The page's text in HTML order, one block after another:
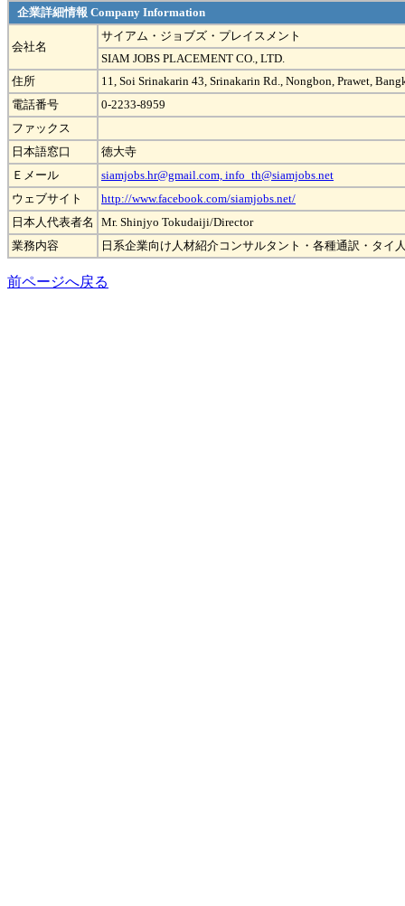
企業詳細情報 Company Information
会社名
サイアム・ジョブズ・プレイスメント
SIAM JOBS PLACEMENT CO., LTD.
住所
11, Soi Srinakarin 43, Srinakarin Rd., Nongbon, Prawet,
電話番号
0-2233-8959
ファックス
日本語窓口
徳大寺
Ｅメール
siamjobs.hr@gmail.com, info_th@siamjobs.net
ウェブサイト
http://www.facebook.com/siamjobs.net/
日本人代表者名
Mr. Shinjyo Tokudaiji/Director
業務内容
日系企業向け人材紹介コンサルタント・各種通訳・タイ
前ページへ戻る